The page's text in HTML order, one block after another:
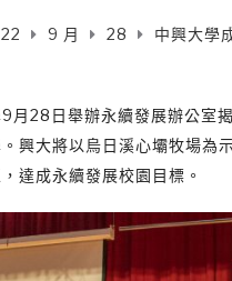
9 月 28 中興大學
月28日舉辦永續發展辦公室
興大將以烏日溪心壩牧場
達成永續發展校園目標。